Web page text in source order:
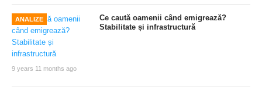
ANALIZE
9 years 11 months ago
Ce caută oamenii când emigrează?
Stabilitate și infrastructură